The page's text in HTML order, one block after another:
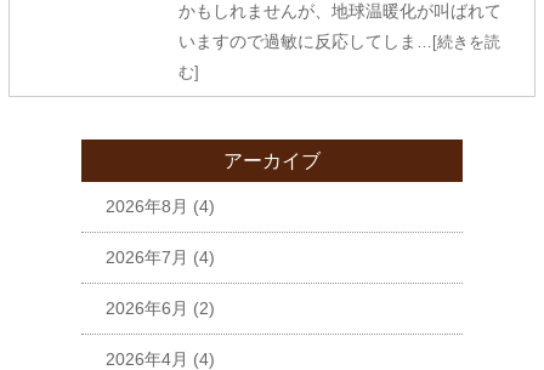
かもしれませんが、地球温暖化が叫ばれて
いますので過敏に反応してしま …[続きを読
む]
アーカイブ
2026年8月 (4)
2026年7月 (4)
2026年6月 (2)
2026年4月 (4)